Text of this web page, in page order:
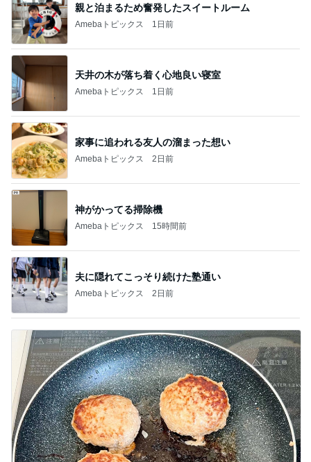
親と泊まるため奮発したスイートルーム
Amebaトピックス 1日前
天井の木が落ち着く心地良い寝室
Amebaトピックス 1日前
家事に追われる友人の溜まった想い
Amebaトピックス 2日前
神がかってる掃除機
Amebaトピックス 15時間前
夫に隠れてこっそり続けた塾通い
Amebaトピックス 2日前